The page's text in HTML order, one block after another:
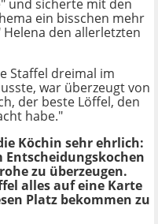
und sicherte mit den
ein bisschen mehr
den allerletzten
Staffel dreimal im
war überzeugt von
der beste Löffel, den
habe."
Köchin sehr ehrlich:
Entscheidungskochen
zu überzeugen.
alles auf eine Karte
Platz bekommen zu